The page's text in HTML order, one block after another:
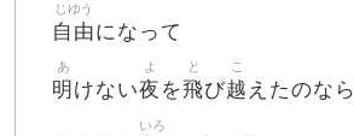
自由
じゆう
になって
明
あ
けない夜
よ
を飛
と
び越
こ
えたのなら
いろ